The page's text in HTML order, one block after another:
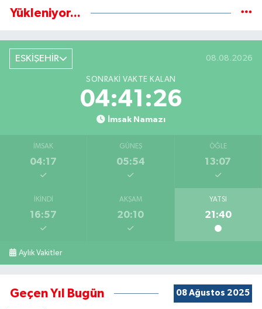
Yükleniyor...
ESKİŞEHİR 08.08.2026
SONRAKI VAKTE KALAN
04:41:26
İmsak Namazı
İMSAK
04:17
GÜNEŞ
05:54
ÖĞLE
13:07
İKINDI
16:57
AKŞAM
20:10
YATSI
21:40
Aylık Vakitler
Geçen Yıl Bugün 08 Ağustos 2025